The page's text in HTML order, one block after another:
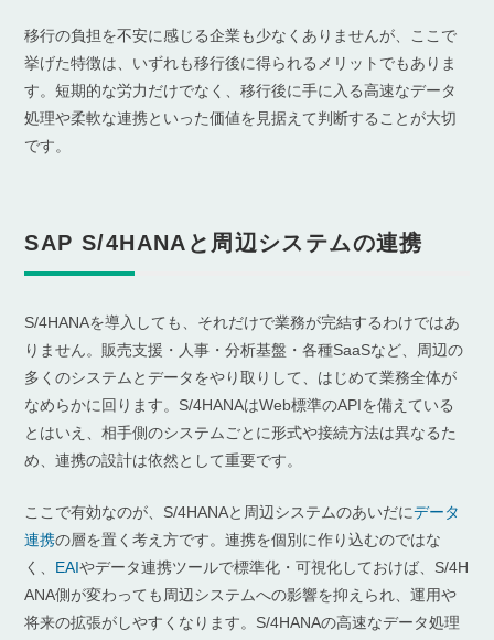
移行の負担を不安に感じる企業も少なくありませんが、ここで
挙げた特徴は、いずれも移行後に得られるメリットでもありま
す。短期的な労力だけでなく、移行後に手に入る高速なデータ
処理や柔軟な連携といった価値を見据えて判断することが大切
です。
SAP S/4HANAと周辺システムの連携
S/4HANAを導入しても、それだけで業務が完結するわけではあ
りません。販売支援・人事・分析基盤・各種SaaSなど、周辺の
多くのシステムとデータをやり取りして、はじめて業務全体が
なめらかに回ります。S/4HANAはWeb標準のAPIを備えている
とはいえ、相手側のシステムごとに形式や接続方法は異なるた
め、連携の設計は依然として重要です。
ここで有効なのが、S/4HANAと周辺システムのあいだにデータ
連携の層を置く考え方です。連携を個別に作り込むのではな
く、 EAIやデータ連携ツールで標準化・可視化しておけば、S/4H
ANA側が変わっても周辺システムへの影響を抑えられ、運用や
将来の拡張がしやすくなります。S/4HANAの高速なデータ処理